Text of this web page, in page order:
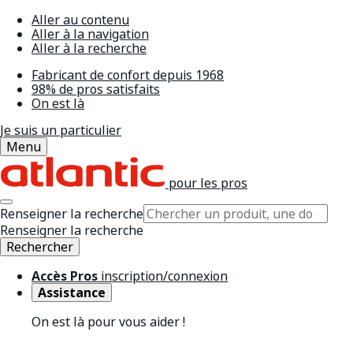
Aller au contenu
Aller à la navigation
Aller à la recherche
Fabricant de confort depuis 1968
98% de pros satisfaits
On est là
Je suis un particulier
Menu
pour les pros
Renseigner la recherche
Renseigner la recherche
Rechercher
Accès Pros inscription/connexion
Assistance
On est là pour vous aider !